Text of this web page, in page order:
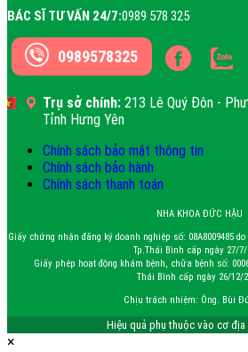
BÁC SĨ TƯ VẤN 24/7:0989 578 325
0989578325
Trụ sở chính: 213 Lê Quý Đôn -
Tỉnh Hưng Yên
Chính sách bảo mật thông tin
Chính sách bảo hành
Chính sách thanh toán
NHA KHOA ĐỨC HẬU
Giấy chứng nhận đăng ký doanh nghiệp số: 08A8009485
Tp.Thái Bình cấp ngày 27/7/
Giấy phép hoạt động khám bệnh, chữa bệnh số:
Thái Bình cấp ngày 26/12/
Chịu trách nhiệm: Ông. Bùi
Hiệu quả phụ thuộc vào cơ
×